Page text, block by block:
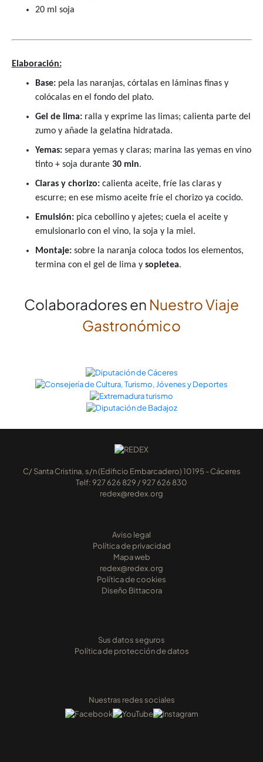
20 ml soja
Elaboración:
Base:pela las naranjas, córtalas en láminas finas y
colócalas en el fondo del plato.
Gel de lima:ralla y exprime las limas; calienta parte del
zumo y añade la gelatina hidratada.
Yemas:separa yemas y claras; marina las yemas en vino
tinto + soja durante 30 min.
Claras y chorizo:calienta aceite, fríe las claras y
escurre; en ese mismo aceite fríe el chorizo ya cocido.
Emulsión:pica cebollino y ajetes; cuela el aceite y
emulsionarlo con el vino, la soja y la miel.
Montaje:sobre la naranja coloca todos los elementos,
termina con el gel de lima y sopletea.
Colaboradores en Nuestro Viaje
Gastronómico
C/ Santa Cristina, s/n (Edificio Embarcadero) 10195 - Cáceres
Telf: 927 626 829 / 927 626 830
redex@redex.org
Aviso legal
Política de privacidad
Mapa web
redex@redex.org
Política de cookies
Diseño Bittacora
Sus datos seguros
Política de protección de datos
Nuestras redes sociales